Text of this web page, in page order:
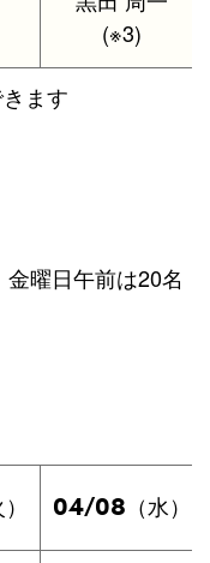
(※3)
ます
曜日午前は20名
04/08 （水）